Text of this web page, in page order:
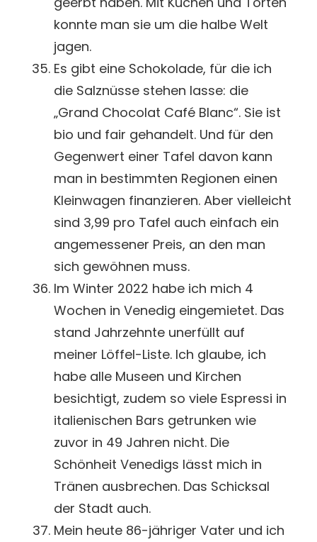
konnte man sie um die halbe Welt
jagen.
Es gibt eine Schokolade, für die ich
die Salznüsse stehen lasse: die
„Grand Chocolat Café Blanc“. Sie ist
bio und fair gehandelt. Und für den
Gegenwert einer Tafel davon kann
man in bestimmten Regionen einen
Kleinwagen finanzieren. Aber vielleicht
sind 3,99 pro Tafel auch einfach ein
angemessener Preis, an den man
sich gewöhnen muss.
Im Winter 2022 habe ich mich 4
Wochen in Venedig eingemietet. Das
stand Jahrzehnte unerfüllt auf
meiner Löffel-Liste. Ich glaube, ich
habe alle Museen und Kirchen
besichtigt, zudem so viele Espressi in
italienischen Bars getrunken wie
zuvor in 49 Jahren nicht. Die
Schönheit Venedigs lässt mich in
Tränen ausbrechen. Das Schicksal
der Stadt auch.
Mein heute 86-jähriger Vater und ich